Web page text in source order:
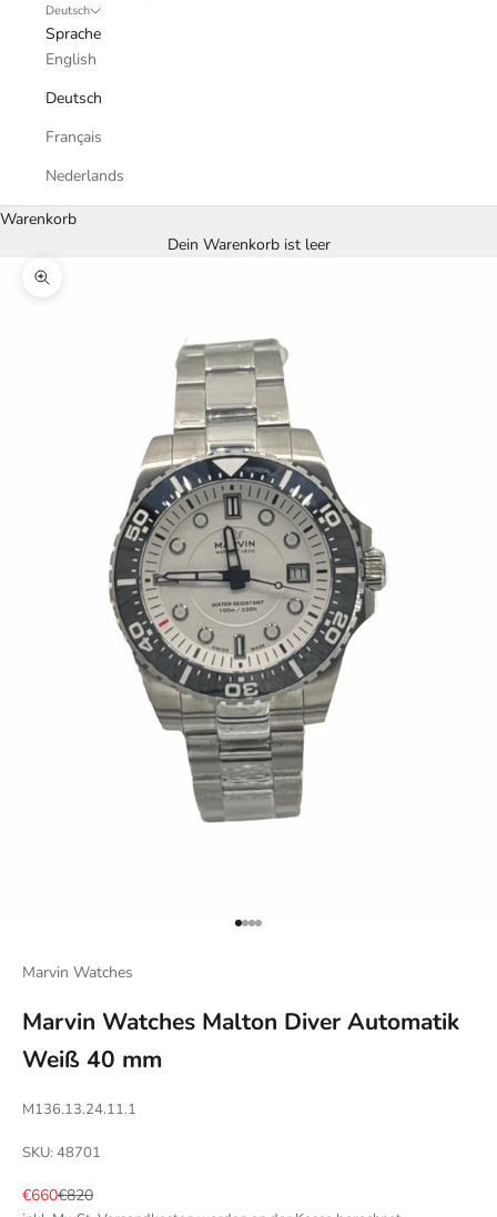
Deutsch
Sprache
English
Deutsch
Français
Nederlands
Warenkorb
Dein Warenkorb ist leer
Bild vergrößern
Gehe zu Element 1
Gehe zu Element 2
Gehe zu Element 3
Gehe zu Element 4
Marvin Watches
Marvin Watches Malton Diver Automatik
Weiß 40 mm
M136.13.24.11.1
SKU: 48701
Angebot
€660Regulärer Preis
€820